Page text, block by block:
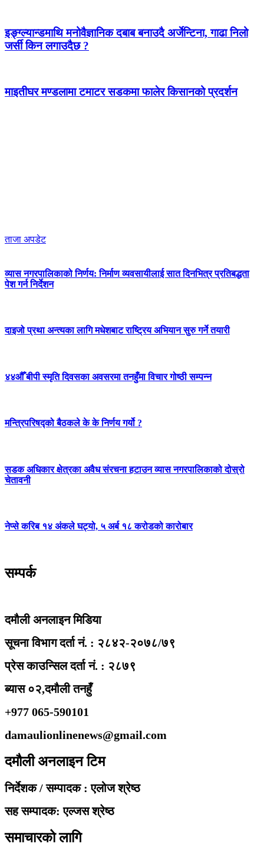
इङ्ग्ल्यान्डमाथि मनोवैज्ञानिक दबाब बनाउदै अर्जेन्टिना, गाढा निलो
जर्सी किन लगाउदैछ ?
माइतीघर मण्डलामा टमाटर सडकमा फालेर किसानको प्रदर्शन
ताजा अपडेट
व्यास नगरपालिकाको निर्णय: निर्माण व्यवसायीलाई सात दिनभित्र प्रतिबद्धता
पेश गर्न निर्देशन
दाइजो प्रथा अन्त्यका लागि मधेशबाट राष्ट्रिय अभियान सुरु गर्ने तयारी
४४औँ बीपी स्मृति दिवसका अवसरमा तनहुँमा विचार गोष्ठी सम्पन्न
मन्त्रिपरिषद्को बैठकले के के निर्णय गर्यो ?
सडक अधिकार क्षेत्रका अवैध संरचना हटाउन व्यास नगरपालिकाको दोस्रो
चेतावनी
नेप्से करिब १४ अंकले घट्यो, ५ अर्ब १८ करोडको कारोबार
सम्पर्क
दमौली अनलाइन मिडिया
सूचना विभाग दर्ता नं. : २८४२-२०७८/७९
प्रेस काउन्सिल दर्ता नं. : २८७९
ब्यास ०२,दमौली तनहुँ
+977 065-590101
damaulionlinenews@gmail.com
दमौली अनलाइन टिम
निर्देशक / सम्पादक : एलोज श्रेष्ठ
सह सम्पादक: एल्जस श्रेष्ठ
समाचारको लागि